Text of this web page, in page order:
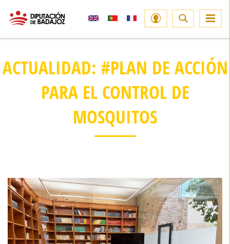
ACTUALIDAD: #PLAN DE ACCIÓN
PARA EL CONTROL DE
MOSQUITOS